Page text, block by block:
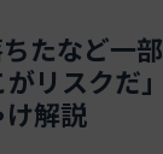
たなど一
リスクだ
解説